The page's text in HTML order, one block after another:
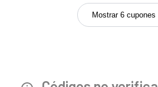
Mostrar 6 cupones